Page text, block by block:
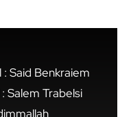
Said Benkraiem
Salem Trabelsi